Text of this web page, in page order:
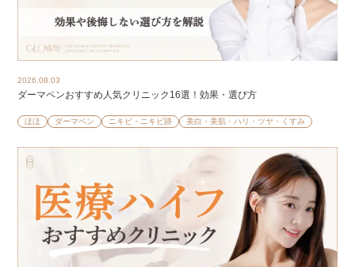
2026.08.03
ダーマペンおすすめ人気クリニック16選！効果・選び方
ほほ ダーマペン ニキビ・ニキビ跡 美白・美肌・ハリ・ツヤ・くすみ